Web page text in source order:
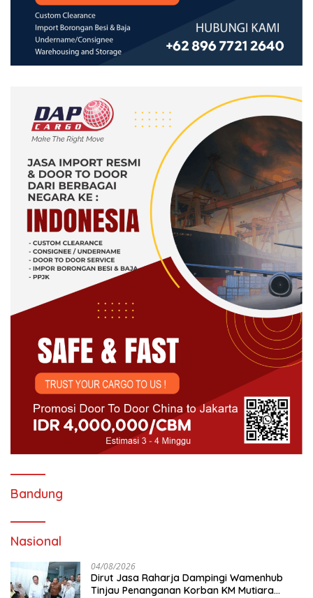
Bandung
Nasional
04/08/2026
Dirut Jasa Raharja Dampingi Wamenhub
Tinjau Penanganan Korban KM Mutiara